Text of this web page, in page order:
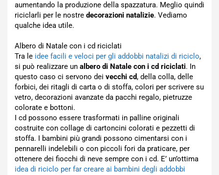
aumentando la produzione della spazzatura. Meglio quindi
riciclarli per le nostre decorazioni natalizie. Vediamo
qualche idea utile.
Albero di Natale con i cd riciclati
Tra le idee facili e veloci per gli addobbi natalizi di riciclo,
si può realizzare un albero di Natale con i cd riciclati. In
questo caso ci servono dei vecchi cd, della colla, delle
forbici, dei ritagli di carta o di stoffa, colori per scrivere su
vetro, decorazioni avanzate da pacchi regalo, pietruzze
colorate e bottoni.
I cd possono essere trasformati in palline originali
costruite con collage di cartoncini colorati e pezzetti di
stoffa. I bambini più grandi possono cimentarsi con i
pennarelli indelebili o con piccoli fori da praticare, per
ottenere dei fiocchi di neve sempre con i cd. E’ un’ottima
idea di riciclo per far creare ai bambini degli addobbi